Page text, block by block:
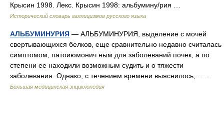
Крысин 1998. Лекс. Крысин 1998: альбумину/рия …
Исторический словарь галлицизмов русского языка
АЛЬБУМИНУРИЯ — АЛЬБУМИНУРИЯ, выделение с мочей
свертывающихся белков, еще сравнительно недавно считалась
симптомом, патоиюмонич ным для заболеваний почек, а по
степени ее находили возможным судить и о тяжести
заболевания. Однако, с течением времени выяснилось,… …
Большая медицинская энциклопедия